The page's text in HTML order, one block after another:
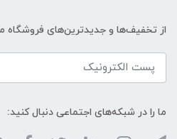
از تخفیف‌ها و جدیدترین‌های فروشگاه
ما را در شبکه‌های اجتماعی دنبال کنید: